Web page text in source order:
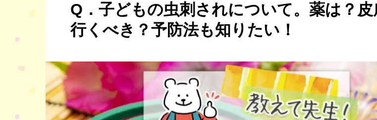
Q．子どもの虫刺されについて。薬は？皮
行くべき？予防法も知りたい！